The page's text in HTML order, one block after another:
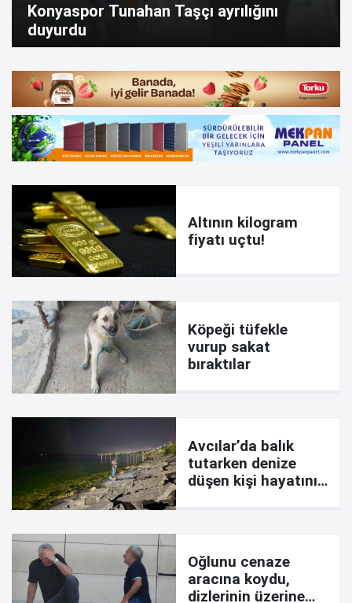
Konyaspor Tunahan Taşçı ayrılığını
duyurdu
Altının kilogram
fiyatı uçtu!
Köpeği tüfekle
vurup sakat
bıraktılar
Avcılar’da balık
tutarken denize
düşen kişi hayatını
Oğlunu cenaze
aracına koydu,
dizlerinin üzerine